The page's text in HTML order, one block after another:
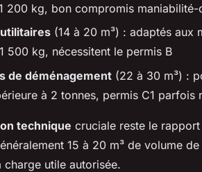
200 kg, bon compromis maniabilité-
(14 à 20 m³) : adaptés aux
500 kg, nécessitent le permis B
de déménagement (22 à 30 m³) :
à 2 tonnes, permis C1 parfois
technique cruciale reste le
15 à 20 m³ de volume
charge utile autorisée.